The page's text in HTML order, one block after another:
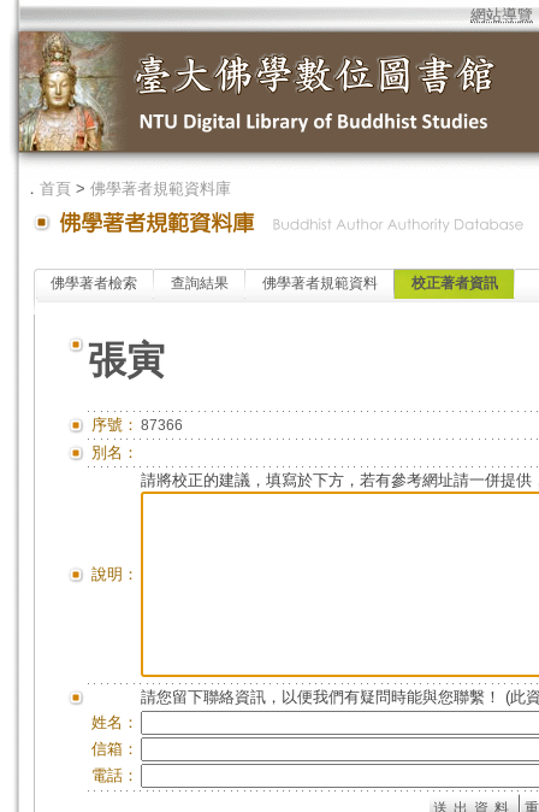
網站導覽
． 首頁 > 佛學著者規範資料庫
佛學著者檢索 查詢結果 佛學著者規範資料 校正著者資訊
張寅
序號： 87366
別名：
說明：
請將校正的建議，填寫於下方，若有參考網址請一併提供
請您留下聯絡資訊，以便我們有疑問時能與您聯繫！ (此
姓名：
信箱：
電話：